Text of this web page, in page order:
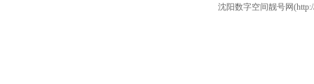
沈阳数字空间靓号网